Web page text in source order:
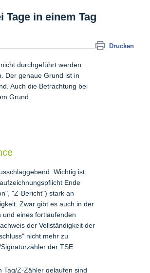
in einem Tag
Drucken
durchgeführt werden
Der genaue Grund ist in
Auch die Betrachtung bei
Grund.
Wichtig ist
Ende
"Z-Bericht") stark an
Zwar gibt es auch in der
und eines fortlaufenden
der Vollständigkeit der
nicht mehr zu
der TSE
Tag/Z-Zähler gelaufen sind